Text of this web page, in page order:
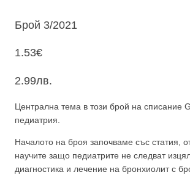
Брой 3/2021
1.53€
2.99лв.
Централна тема в този брой на списание
педиатрия.
Началото на броя започваме със статия,
научите защо педиатрите не следват
диагностика и лечение на бронхиолит с